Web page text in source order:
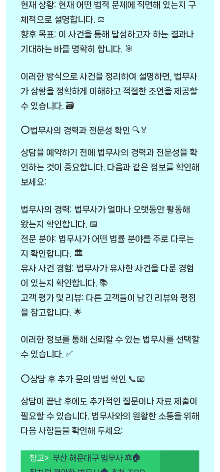
현재 상황: 현재 어떤 법적 문제에 직면해 있는지 구
체적으로 설명합니다. ⚖️
향후 목표: 이 사건을 통해 달성하고자 하는 결과나
기대하는 바를 명확히 합니다. 🎯
이러한 방식으로 사건을 정리하여 설명하면, 법무사
가 상황을 정확하게 이해하고 적절한 조언을 제공할
수 있습니다. 🗃️
⭕법무사의 경력과 전문성 확인 🔍🏅
상담을 예약하기 전에 법무사의 경력과 전문성을 확
인하는 것이 중요합니다. 다음과 같은 정보를 확인해
보세요:
법무사의 경력: 법무사가 얼마나 오랫동안 활동해
왔는지 확인합니다. 📅
전문 분야: 법무사가 어떤 법률 분야를 주로 다루는
지 확인합니다. 🏛️
유사 사건 경험: 법무사가 유사한 사건을 다룬 경험
이 있는지 확인합니다. 📚
고객 평가 및 리뷰: 다른 고객들이 남긴 리뷰와 평점
을 참고합니다. 🌟
이러한 정보를 통해 신뢰할 수 있는 법무사를 선택할
수 있습니다. ✅
⭕상담 후 추가 문의 방법 확인 📞📧
상담이 끝난 후에도 추가적인 질문이나 자료 제출이
필요할 수 있습니다. 법무사와의 원활한 소통을 위해
다음 사항들을 확인해 두세요:
참고> 부산 해운대구 법무사 ⚖️🏠